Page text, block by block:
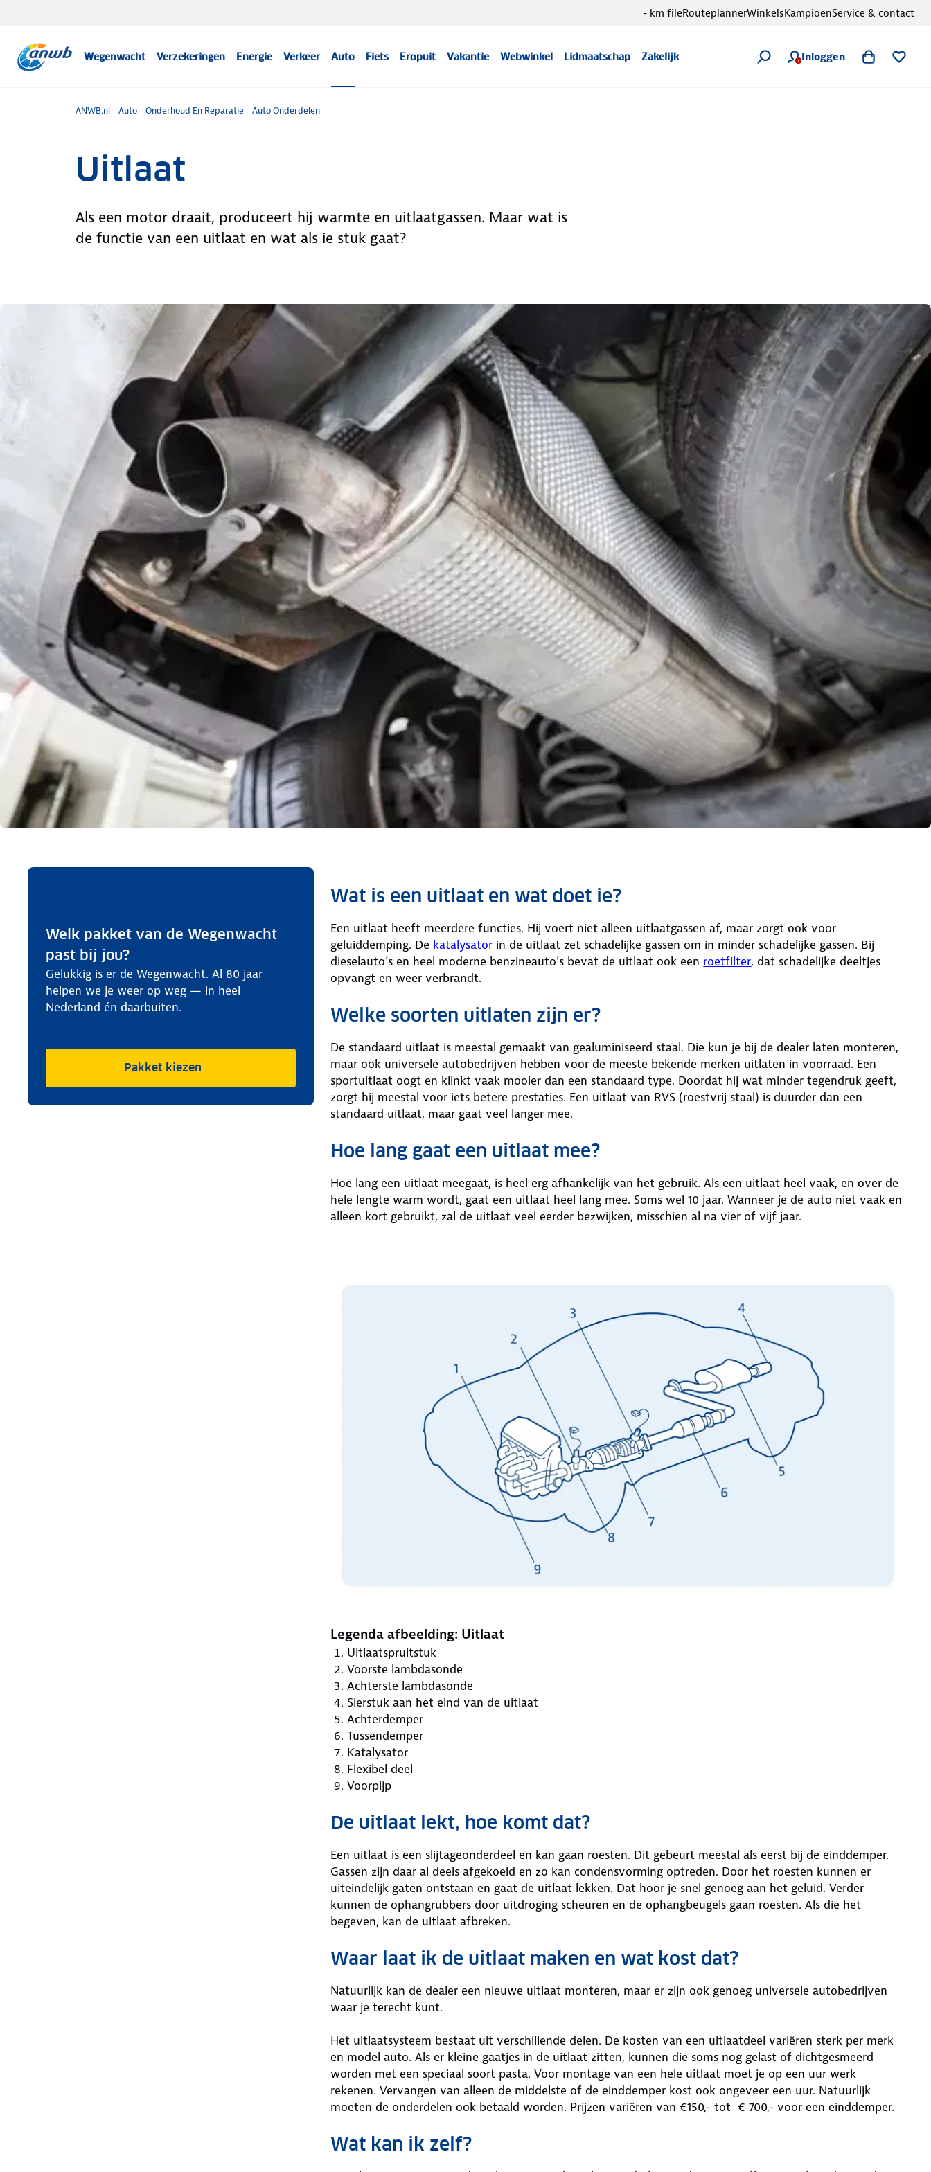
Wegenwacht Verzekeringen Energie Verkeer Auto Fiets Eropuit Vakantie Webwinkel Lidmaatschap Zakelijk Inloggen
- km fileRouteplannerWinkelsKampioenService & contact
ANWB.nl Auto Onderhoud En Reparatie Auto Onderdelen
Uitlaat
Als een motor draait, produceert hij warmte en uitlaatgassen. Maar wat is
de functie van een uitlaat en wat als ie stuk gaat?
Welk pakket van de Wegenwacht
past bij jou?
Gelukkig is er de Wegenwacht. Al 80 jaar
helpen we je weer op weg — in heel
Nederland én daarbuiten.
Pakket kiezen
Wat is een uitlaat en wat doet ie?
Een uitlaat heeft meerdere functies. Hij voert niet alleen uitlaatgassen af, maar zorgt ook voor
geluiddemping. De katalysator in de uitlaat zet schadelijke gassen om in minder schadelijke gassen. Bij
dieselauto’s en heel moderne benzineauto’s bevat de uitlaat ook een roetfilter, dat schadelijke deeltjes
opvangt en weer verbrandt.
Welke soorten uitlaten zijn er?
De standaard uitlaat is meestal gemaakt van gealuminiseerd staal. Die kun je bij de dealer laten monteren,
maar ook universele autobedrijven hebben voor de meeste bekende merken uitlaten in voorraad. Een
sportuitlaat oogt en klinkt vaak mooier dan een standaard type. Doordat hij wat minder tegendruk geeft,
zorgt hij meestal voor iets betere prestaties. Een uitlaat van RVS (roestvrij staal) is duurder dan een
standaard uitlaat, maar gaat veel langer mee.
Hoe lang gaat een uitlaat mee?
Hoe lang een uitlaat meegaat, is heel erg afhankelijk van het gebruik. Als een uitlaat heel vaak, en over de
hele lengte warm wordt, gaat een uitlaat heel lang mee. Soms wel 10 jaar. Wanneer je de auto niet vaak en
alleen kort gebruikt, zal de uitlaat veel eerder bezwijken, misschien al na vier of vijf jaar.
Legenda afbeelding: Uitlaat
Uitlaatspruitstuk
Voorste lambdasonde
Achterste lambdasonde
Sierstuk aan het eind van de uitlaat
Achterdemper
Tussendemper
Katalysator
Flexibel deel
Voorpijp
De uitlaat lekt, hoe komt dat?
Een uitlaat is een slijtageonderdeel en kan gaan roesten. Dit gebeurt meestal als eerst bij de einddemper.
Gassen zijn daar al deels afgekoeld en zo kan condensvorming optreden. Door het roesten kunnen er
uiteindelijk gaten ontstaan en gaat de uitlaat lekken. Dat hoor je snel genoeg aan het geluid. Verder
kunnen de ophangrubbers door uitdroging scheuren en de ophangbeugels gaan roesten. Als die het
begeven, kan de uitlaat afbreken.
Waar laat ik de uitlaat maken en wat kost dat?
Natuurlijk kan de dealer een nieuwe uitlaat monteren, maar er zijn ook genoeg universele autobedrijven
waar je terecht kunt.
Het uitlaatsysteem bestaat uit verschillende delen. De kosten van een uitlaatdeel variëren sterk per merk
en model auto. Als er kleine gaatjes in de uitlaat zitten, kunnen die soms nog gelast of dichtgesmeerd
worden met een speciaal soort pasta. Voor montage van een hele uitlaat moet je op een uur werk
rekenen. Vervangen van alleen de middelste of de einddemper kost ook ongeveer een uur. Natuurlijk
moeten de onderdelen ook betaald worden. Prijzen variëren van €150,- tot € 700,- voor een einddemper.
Wat kan ik zelf?